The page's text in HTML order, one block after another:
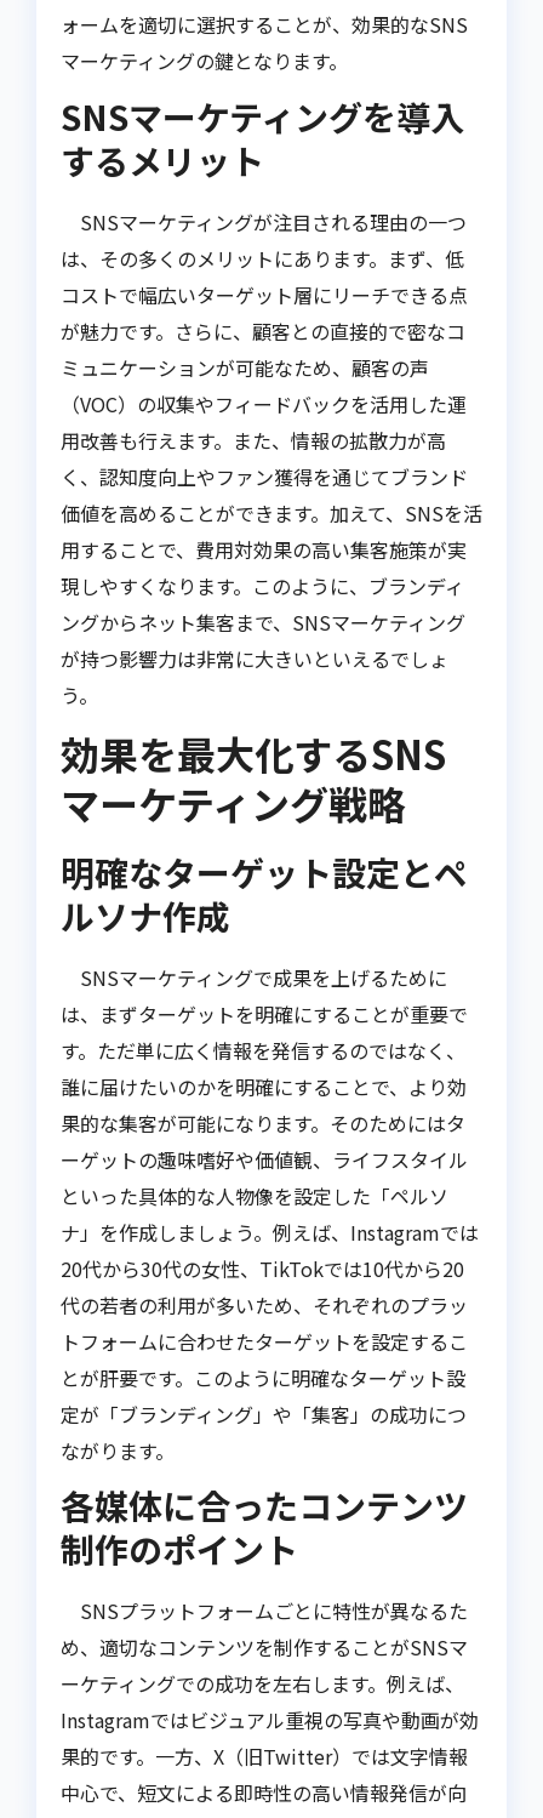
ォームを適切に選択することが、効果的なSNS
マーケティングの鍵となります。
SNSマーケティングを導入
するメリット
SNSマーケティングが注目される理由の一つ
は、その多くのメリットにあります。まず、低
コストで幅広いターゲット層にリーチできる点
が魅力です。さらに、顧客との直接的で密なコ
ミュニケーションが可能なため、顧客の声
（VOC）の収集やフィードバックを活用した運
用改善も行えます。また、情報の拡散力が高
く、認知度向上やファン獲得を通じてブランド
価値を高めることができます。加えて、SNSを活
用することで、費用対効果の高い集客施策が実
現しやすくなります。このように、ブランディ
ングからネット集客まで、SNSマーケティング
が持つ影響力は非常に大きいといえるでしょ
う。
効果を最大化するSNS
マーケティング戦略
明確なターゲット設定とペ
ルソナ作成
SNSマーケティングで成果を上げるために
は、まずターゲットを明確にすることが重要で
す。ただ単に広く情報を発信するのではなく、
誰に届けたいのかを明確にすることで、より効
果的な集客が可能になります。そのためにはタ
ーゲットの趣味嗜好や価値観、ライフスタイル
といった具体的な人物像を設定した「ペルソ
ナ」を作成しましょう。例えば、Instagramでは
20代から30代の女性、TikTokでは10代から20
代の若者の利用が多いため、それぞれのプラッ
トフォームに合わせたターゲットを設定するこ
とが肝要です。このように明確なターゲット設
定が「ブランディング」や「集客」の成功につ
ながります。
各媒体に合ったコンテンツ
制作のポイント
SNSプラットフォームごとに特性が異なるた
め、適切なコンテンツを制作することがSNSマ
ーケティングでの成功を左右します。例えば、
Instagramではビジュアル重視の写真や動画が効
果的です。一方、X（旧Twitter）では文字情報
中心で、短文による即時性の高い情報発信が向